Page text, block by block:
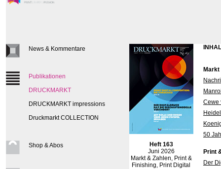
News & Kommentare
Publikationen
DRUCKMARKT
DRUCKMARKT impressions
Druckmarkt COLLECTION
Shop & Abos
Heft 163
Juni 2026
Markt & Zahlen, Print &
Finishing, Print Digital
Markt
Cewe
50
Print
Der